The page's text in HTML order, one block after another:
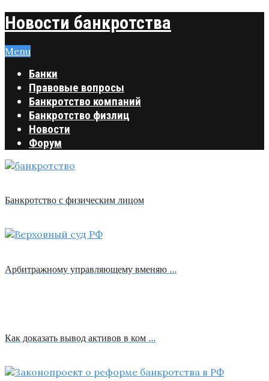
Новости банкротства
Menu
Банки
Правовые вопросы
Банкротство компаний
Банкротство физлиц
Новости
Форум
Банкротство с физическим лицом
Арбитражному управляющему вменяю …
Как доказать вывод активов в ком …